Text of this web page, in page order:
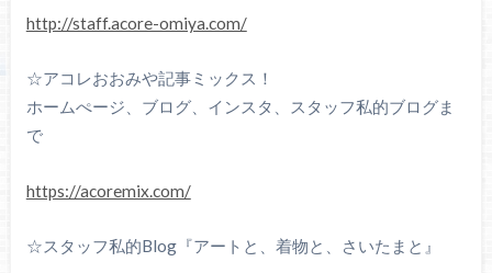
http://staff.acore-omiya.com/
☆アコレおおみや記事ミックス！
ホームぺージ、ブログ、インスタ、スタッフ私的ブログま
で
https://acoremix.com/
☆スタッフ私的Blog『アートと、着物と、さいたまと』